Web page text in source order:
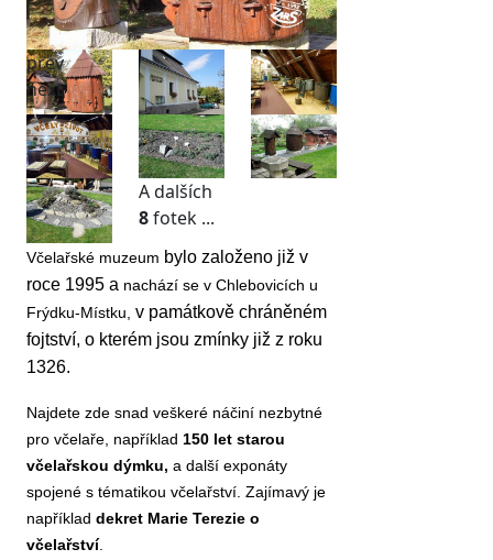
prev
next
A dalších
8fotek ...
Včelařské muzeum bylo založeno již v
roce 1995 a nachází se v Chlebovicích u
Frýdku-Místku, v památkově chráněném
fojtství, o kterém jsou zmínky již z roku
1326.
Najdete zde snad veškeré náčiní nezbytné
pro včelaře, například 150 let starou
včelařskou dýmku, a další exponáty
spojené s tématikou včelařství. Zajímavý je
například dekret Marie Terezie o
včelařství.